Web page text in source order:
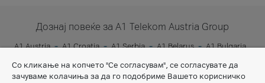
Дознај повеќе за A1 Telekom Austria Group
A1 Austria A1 Croatia A1 Serbia A1 Belarus
A1 Bulgaria
A1 Slovenia
A1 Digital
Со кликање на копчето "Се согласувам", се согласувате да
зачуваме колачиња за да го подобриме Вашето корисничко